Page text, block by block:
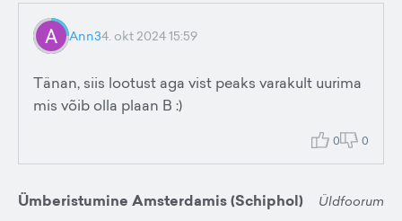
Ann34. okt 2024 15:59
Tänan, siis lootust aga vist peaks varakult uurima
mis võib olla plaan B :)
0 0
Ümberistumine Amsterdamis (Schiphol) Üldfoorum